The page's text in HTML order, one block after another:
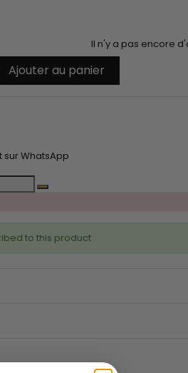
Il n'y a pas encore
Ajouter au panier
WhatsApp
to this product